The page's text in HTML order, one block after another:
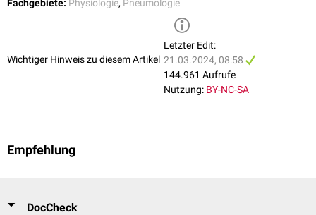
Fachgebiete: Physiologie, Pneumologie
Wichtiger Hinweis zu diesem Artikel
Letzter Edit:
21.03.2024, 08:58
144.961 Aufrufe
Nutzung: BY-NC-SA
Empfehlung
DocCheck